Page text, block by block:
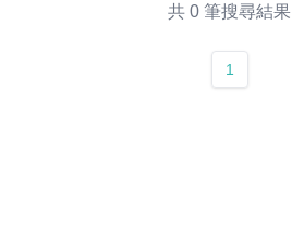
共 0 筆搜尋結果
1